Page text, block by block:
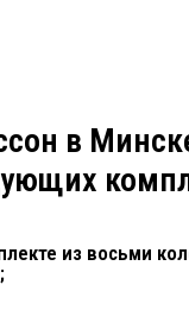
в
из восьми